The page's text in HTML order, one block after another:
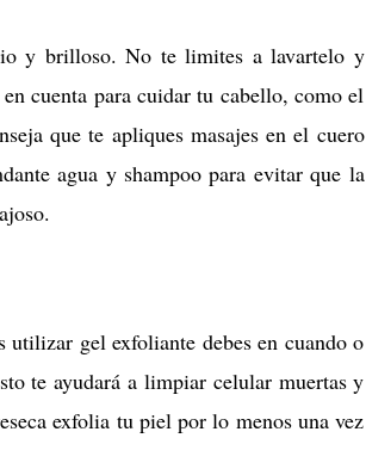
y brilloso. No te limites a lavartelo y
cuenta para cuidar tu cabello, como el
que te apliques masajes en el cuero
agua y shampoo para evitar que la
utilizar gel exfoliante debes en cuando o
te ayudará a limpiar celular muertas y
exfolia tu piel por lo menos una vez